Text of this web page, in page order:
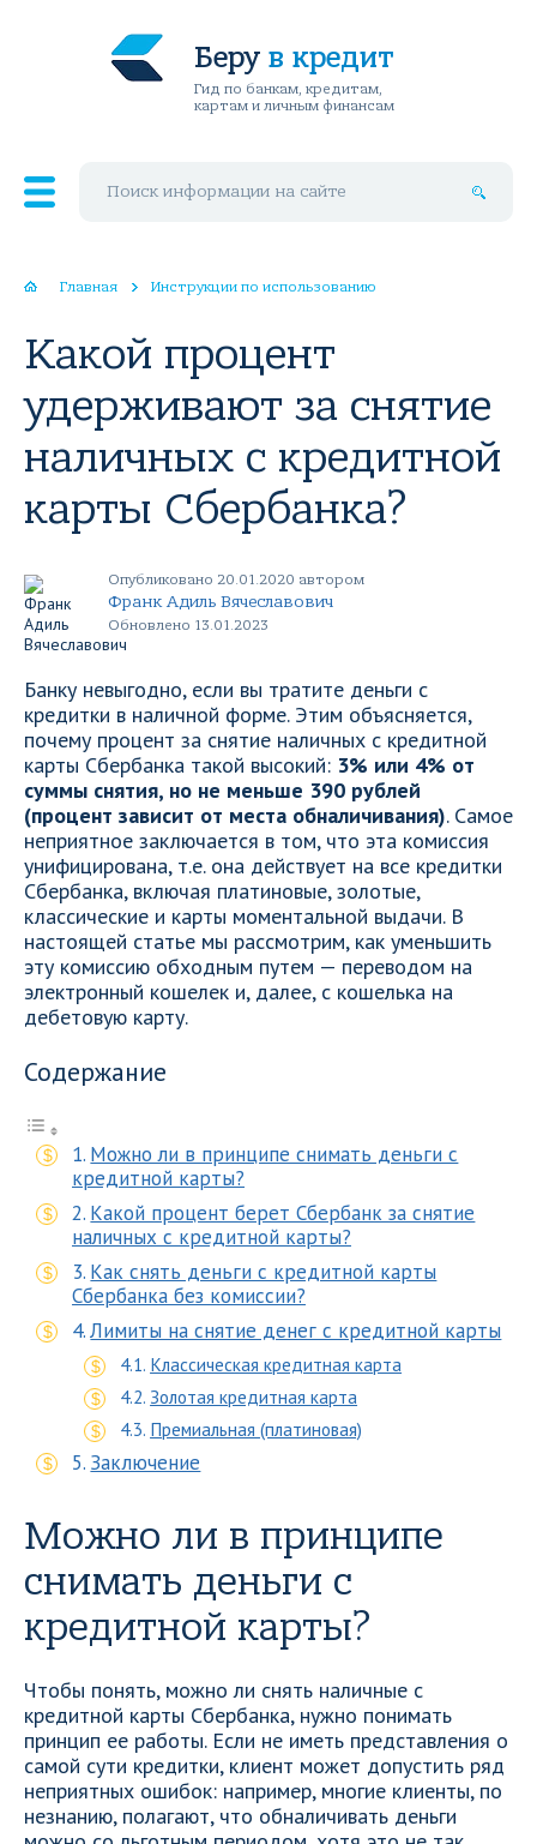
Беру в кредит
Гид по банкам, кредитам,
картам и личным финансам
Главная Инструкции по использованию
Какой процент
удерживают за снятие
наличных с кредитной
карты Сбербанка?
Опубликовано 20.01.2020 автором
Франк Адиль Вячеславович
Обновлено 13.01.2023
Банку невыгодно, если вы тратите деньги с
кредитки в наличной форме. Этим объясняется,
почему процент за снятие наличных с кредитной
карты Сбербанка такой высокий: 3% или 4% от
суммы снятия, но не меньше 390 рублей
(процент зависит от места обналичивания). Самое
неприятное заключается в том, что эта комиссия
унифицирована, т.е. она действует на все кредитки
Сбербанка, включая платиновые, золотые,
классические и карты моментальной выдачи. В
настоящей статье мы рассмотрим, как уменьшить
эту комиссию обходным путем — переводом на
электронный кошелек и, далее, с кошелька на
дебетовую карту.
Содержание
Можно ли в принципе снимать деньги с
кредитной карты?
Какой процент берет Сбербанк за снятие
наличных с кредитной карты?
Как снять деньги с кредитной карты
Сбербанка без комиссии?
Лимиты на снятие денег с кредитной карты
Классическая кредитная карта
Золотая кредитная карта
Премиальная (платиновая)
Заключение
Можно ли в принципе
снимать деньги с
кредитной карты?
Чтобы понять, можно ли снять наличные с
кредитной карты Сбербанка, нужно понимать
принцип ее работы. Если не иметь представления о
самой сути кредитки, клиент может допустить ряд
неприятных ошибок: например, многие клиенты, по
незнанию, полагают, что обналичивать деньги